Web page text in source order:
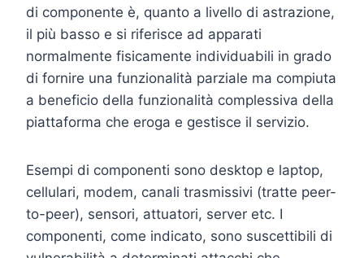
di componente è, quanto a livello di astrazione,
il più basso e si riferisce ad apparati
normalmente fisicamente individuabili in grado
di fornire una funzionalità parziale ma compiuta
a beneficio della funzionalità complessiva della
piattaforma che eroga e gestisce il servizio.
Esempi di componenti sono desktop e laptop,
cellulari, modem, canali trasmissivi (tratte peer-
to-peer), sensori, attuatori, server etc. I
componenti, come indicato, sono suscettibili di